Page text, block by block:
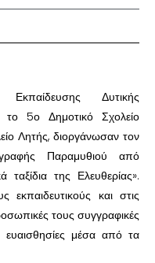
Δυτικής
το 5ο Δημοτικό Σχολείο
Λητής, διοργάνωσαν τον
Παραμυθιού από
ταξίδια της Ελευθερίας».
και στις
τους συγγραφικές
ευαισθησίες μέσα από τα